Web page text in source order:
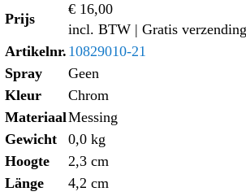
Prijs
€ 16,00
incl. BTW | Gratis verzending
Artikelnr. 10829010-21
Spray
Geen
Kleur
Chrom
MateriaalMessing
Gewicht
0,0 kg
Hoogte
2,3 cm
Länge
4,2 cm